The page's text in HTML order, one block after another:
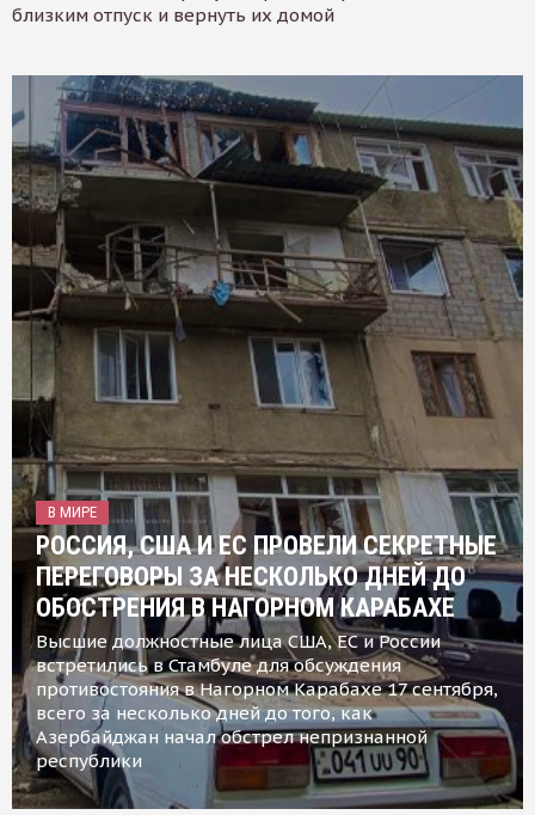
близким отпуск и вернуть их домой
В МИРЕ
РОССИЯ, США И ЕС ПРОВЕЛИ СЕКРЕТНЫЕ
ПЕРЕГОВОРЫ ЗА НЕСКОЛЬКО ДНЕЙ ДО
ОБОСТРЕНИЯ В НАГОРНОМ КАРАБАХЕ
Высшие должностные лица США, ЕС и России
встретились в Стамбуле для обсуждения
противостояния в Нагорном Карабахе 17 сентября,
всего за несколько дней до того, как
Азербайджан начал обстрел непризнанной
республики